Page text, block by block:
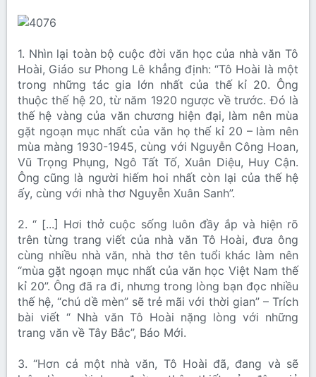
1. Nhìn lại toàn bộ cuộc đời văn học của nhà văn Tô
Hoài, Giáo sư Phong Lê khẳng định: “Tô Hoài là một
trong những tác gia lớn nhất của thế kỉ 20. Ông
thuộc thế hệ 20, từ năm 1920 ngược về trước. Đó là
thế hệ vàng của văn chương hiện đại, làm nên mùa
gặt ngoạn mục nhất của văn họ thế kỉ 20 – làm nên
mùa màng 1930-1945, cùng với Nguyễn Công Hoan,
Vũ Trọng Phụng, Ngô Tất Tố, Xuân Diệu, Huy Cận.
Ông cũng là người hiếm hoi nhất còn lại của thế hệ
ấy, cùng với nhà thơ Nguyễn Xuân Sanh”.
2. “ [...] Hơi thở cuộc sống luôn đầy ắp và hiện rõ
trên từng trang viết của nhà văn Tô Hoài, đưa ông
cùng nhiều nhà văn, nhà thơ tên tuổi khác làm nên
“mùa gặt ngoạn mục nhất của văn học Việt Nam thế
kỉ 20”. Ông đã ra đi, nhưng trong lòng bạn đọc nhiều
thế hệ, “chú dề mèn” sẽ trẻ mãi với thời gian” – Trích
bài viết “ Nhà văn Tô Hoài nặng lòng với những
trang văn về Tây Bắc”, Báo Mới.
3. “Hơn cả một nhà văn, Tô Hoài đã, đang và sẽ